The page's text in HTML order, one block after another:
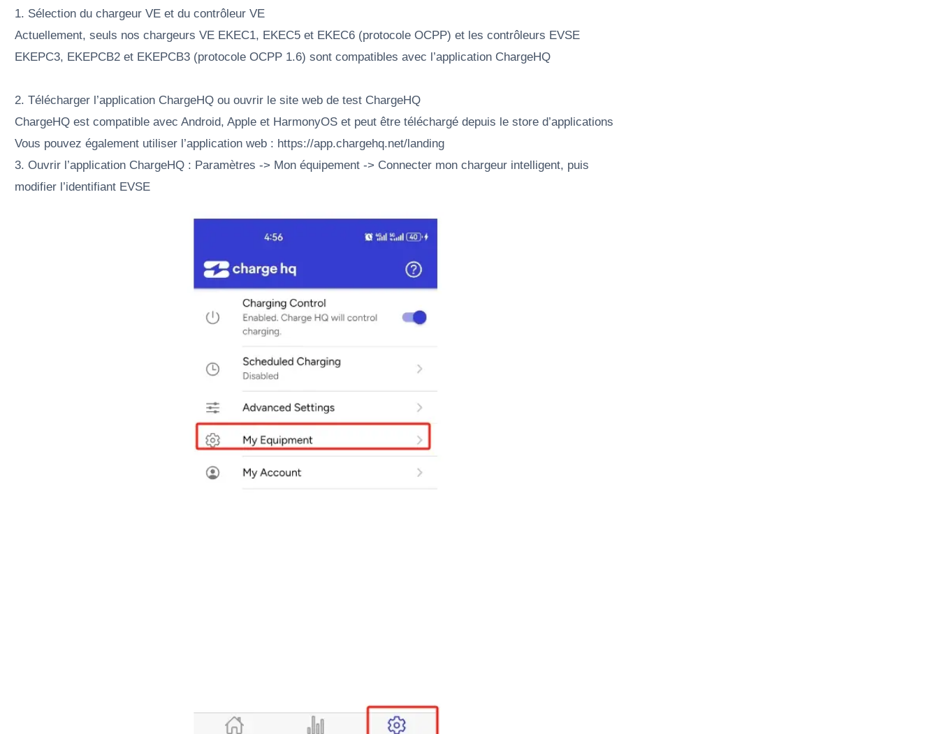
1. Sélection du chargeur VE et du contrôleur VE
Actuellement, seuls nos chargeurs VE EKEC1, EKEC5 et EKEC6 (protocole OCPP) et les contrôleurs EVSE
EKEPC3, EKEPCB2 et EKEPCB3 (protocole OCPP 1.6) sont compatibles avec l’application ChargeHQ
2. Télécharger l’application ChargeHQ ou ouvrir le site web de test ChargeHQ
ChargeHQ est compatible avec Android, Apple et HarmonyOS et peut être téléchargé depuis le store d’applications
Vous pouvez également utiliser l’application web : https://app.chargehq.net/landing
3. Ouvrir l’application ChargeHQ : Paramètres -> Mon équipement -> Connecter mon chargeur intelligent, puis
modifier l’identifiant EVSE